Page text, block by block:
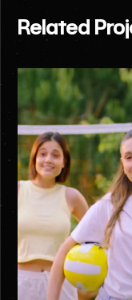
Related